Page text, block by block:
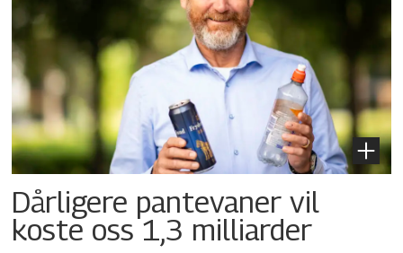
Dårligere pantevaner vil
koste oss 1,3 milliarder